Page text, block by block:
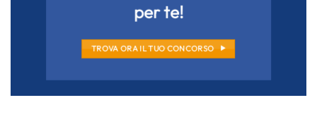
per te!
TROVA ORA IL TUO CONCORSO